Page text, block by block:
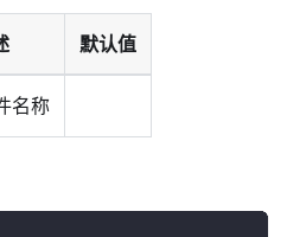
默认值
名称